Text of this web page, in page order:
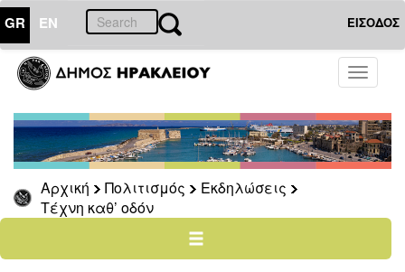
GR EN ΕΙΣΟΔΟΣ
Toggle
Αρχική Πολιτισμός
Εκδηλώσεις
Τέχνη καθ’ οδόν
ΠΟΛΙΤΙΣΜΟΣ
Ηράκλειο
–
Καλοκαίρι
Φεστιβάλ
των
Τέχνη